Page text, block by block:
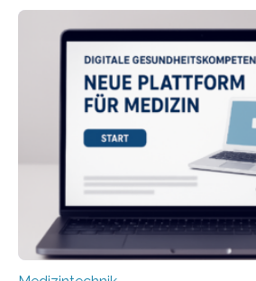
und Boris Burr von der Ruhr-
dafür eine technische Schnittstelle,
physiologische Daten in Echtzeit
übermittelt werden können. Die
kann dadurch auch die Sprache
einbeziehen, auf die Menschen
Einfluss nehmen. Das eröffnet…